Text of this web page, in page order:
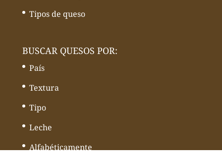
Tipos de queso
BUSCAR QUESOS POR:
País
Textura
Tipo
Leche
Alfabéticamente